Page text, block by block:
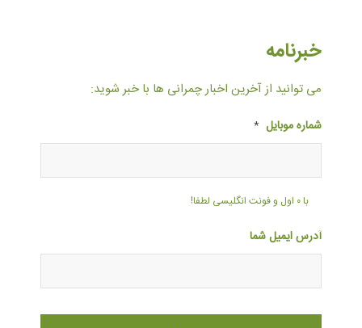
خبرنامه
می توانید از آخرین اخبار چمرانی ها با خبر شوید:
شماره موبایل *
با ۰ اول و فونت انگلیسی لطفا!
آدرس ایمیل شما